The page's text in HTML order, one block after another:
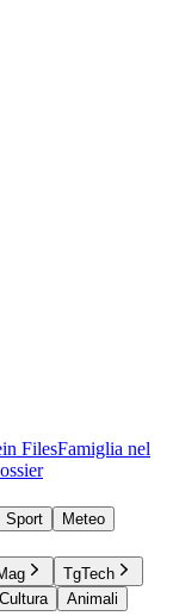
FilesFamiglia nel
Sport
Meteo
TgTech
Cultura
Animali